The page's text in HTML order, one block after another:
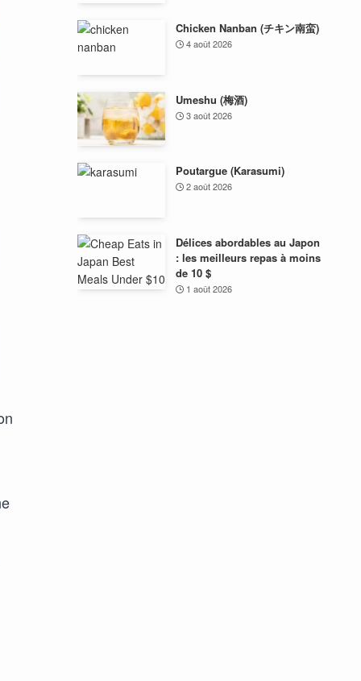
Chicken Nanban (チキン南蛮)
4 août 2026
Umeshu (梅酒)
3 août 2026
Poutargue (Karasumi)
2 août 2026
Délices abordables au Japon
: les meilleurs repas à moins
de 10 $
1 août 2026